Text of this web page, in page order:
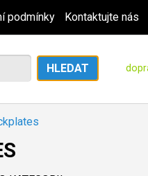
podmínky Kontaktujte nás